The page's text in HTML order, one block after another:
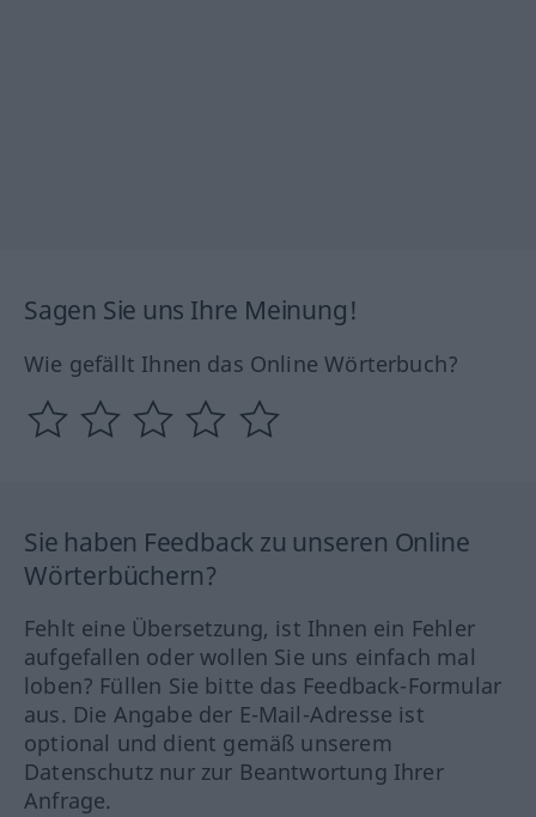
Sagen Sie uns Ihre Meinung!
Wie gefällt Ihnen das Online Wörterbuch?
Sie haben Feedback zu unseren Online
Wörterbüchern?
Fehlt eine Übersetzung, ist Ihnen ein Fehler
aufgefallen oder wollen Sie uns einfach mal
loben? Füllen Sie bitte das Feedback-Formular
aus. Die Angabe der E-Mail-Adresse ist
optional und dient gemäß unserem
Datenschutz nur zur Beantwortung Ihrer
Anfrage.